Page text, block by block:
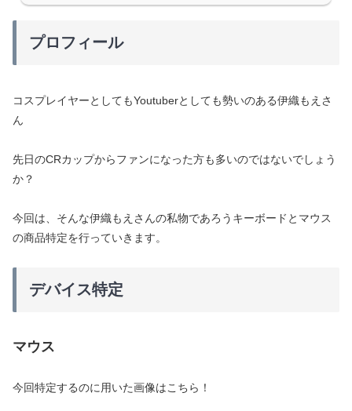
プロフィール
コスプレイヤーとしてもYoutuberとしても勢いのある伊織もえさ
ん
先日のCRカップからファンになった方も多いのではないでしょう
か？
今回は、そんな伊織もえさんの私物であろうキーボードとマウス
の商品特定を行っていきます。
デバイス特定
マウス
今回特定するのに用いた画像はこちら！